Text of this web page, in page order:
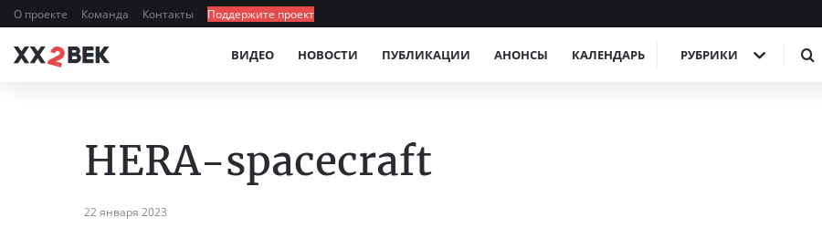
О проекте Команда Контакты Поддержите проект
ВИДЕО НОВОСТИ ПУБЛИКАЦИИ АНОНСЫ КАЛЕНДАРЬ РУБРИКИ
HERA-spacecraft
22 января 2023